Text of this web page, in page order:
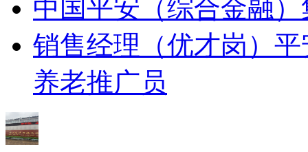
中国平安（综合金融）
销售经理（优才岗） 平
养老推广员